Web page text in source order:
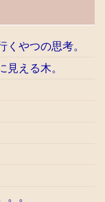
くやつの思考。
見える木。
。。